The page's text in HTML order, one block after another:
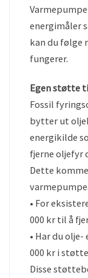
energimåler
kan du følge
fungerer.
Egen støtte
Fossil
bytter ut
energikilde
fjerne oljefyr
Dette
• For
000 kr til å
• Har du
000 kr i
Disse